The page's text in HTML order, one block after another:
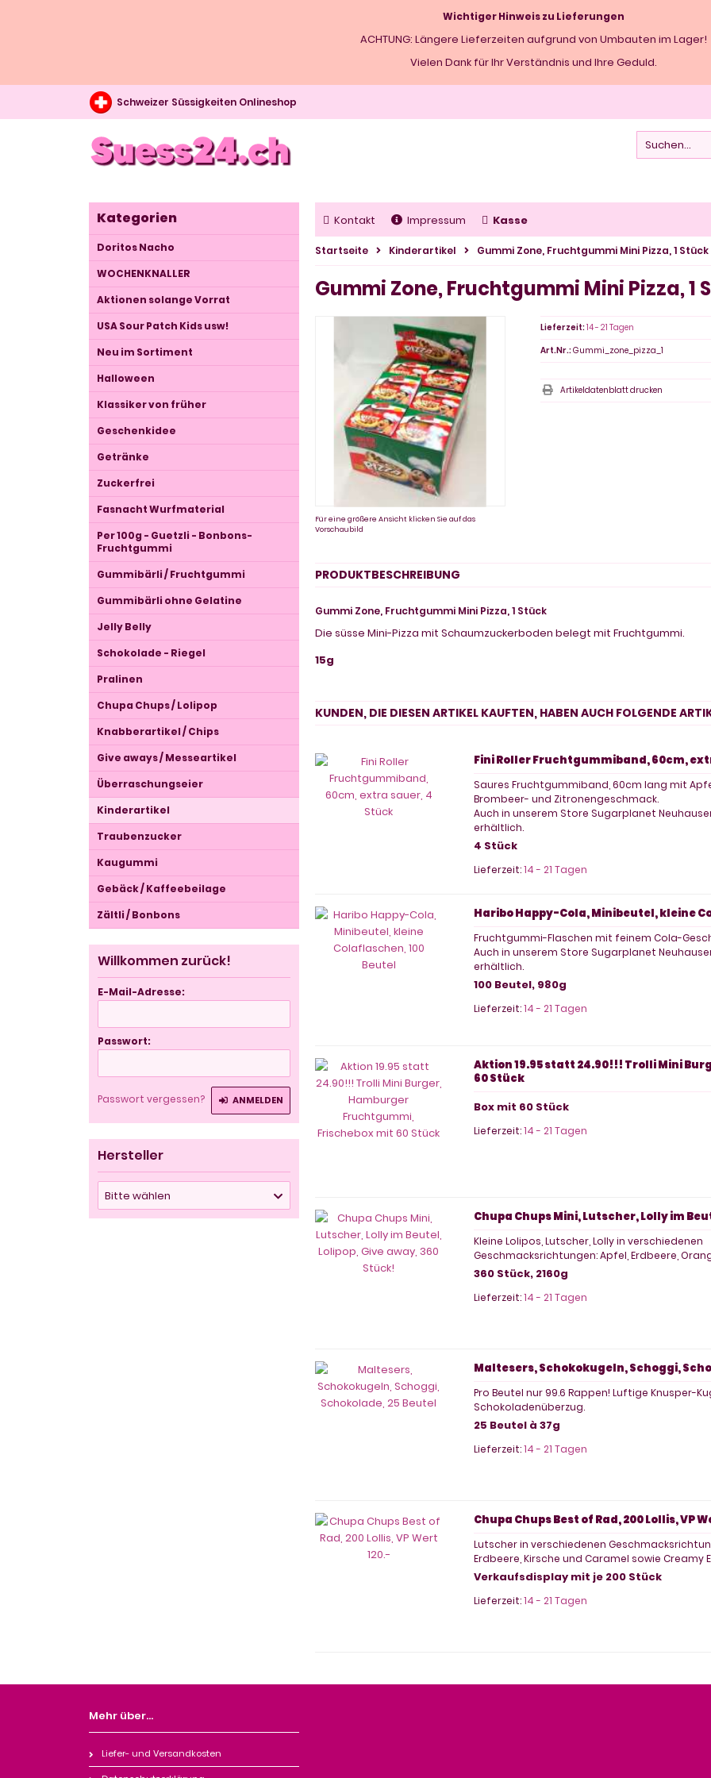
Wichtiger Hinweis zu Lieferungen
ACHTUNG: Längere Lieferzeiten aufgrund von Umbauten im Lager!
Vielen Dank für Ihr Verständnis und Ihre Geduld.
Schweizer Süssigkeiten Onlineshop
Kontakt Impressum Kasse
Startseite Kinderartikel Gummi Zone, Fruchtgummi Mini Pizza, 1 Stück
Gummi Zone, Fruchtgummi Mini Pizza, 1
Für eine größere Ansicht klicken Sie auf das
Vorschaubild
Lieferzeit:14 - 21 Tagen
Art.Nr.:Gummi_zone_pizza_1
Artikeldatenblatt drucken
PRODUKTBESCHREIBUNG
Gummi Zone, Fruchtgummi Mini Pizza, 1 Stück
Die süsse Mini-Pizza mit Schaumzuckerboden belegt mit Fruchtgummi.
15g
KUNDEN, DIE DIESEN ARTIKEL KAUFTEN, HABEN AUCH FOLGENDE
Fini Roller Fruchtgummiband, 60cm,
Saures Fruchtgummiband, 60cm lang mit
Brombeer- und Zitronengeschmack.
Auch in unserem Store Sugarplanet
erhältlich.
4 Stück
Lieferzeit:14 - 21 Tagen
Haribo Happy-Cola, Minibeutel, kleine
Fruchtgummi-Flaschen mit feinem Cola-
Auch in unserem Store Sugarplanet
erhältlich.
100 Beutel, 980g
Lieferzeit:14 - 21 Tagen
Aktion 19.95 statt 24.90!!! Trolli Mini
60 Stück
Box mit 60 Stück
Lieferzeit:14 - 21 Tagen
Chupa Chups Mini, Lutscher, Lolly im
Kleine Lolipos, Lutscher, Lolly in verschiedenen
Geschmacksrichtungen: Apfel, Erdbeere,
360 Stück, 2160g
Lieferzeit:14 - 21 Tagen
Maltesers, Schokokugeln, Schoggi,
Pro Beutel nur 99.6 Rappen! Luftige Knusper-
Schokoladenüberzug.
25 Beutel à 37g
Lieferzeit:14 - 21 Tagen
Chupa Chups Best of Rad, 200 Lollis, VP
Lutscher in verschiedenen
Erdbeere, Kirsche und Caramel sowie Creamy
Verkaufsdisplay mit je 200 Stück
Lieferzeit:14 - 21 Tagen
Kategorien
Doritos Nacho
WOCHENKNALLER
Aktionen solange Vorrat
USA Sour Patch Kids usw!
Neu im Sortiment
Halloween
Klassiker von früher
Geschenkidee
Getränke
Zuckerfrei
Fasnacht Wurfmaterial
Per 100g - Guetzli - Bonbons-
Fruchtgummi
Gummibärli / Fruchtgummi
Gummibärli ohne Gelatine
Jelly Belly
Schokolade - Riegel
Pralinen
Chupa Chups / Lolipop
Knabberartikel / Chips
Give aways / Messeartikel
Überraschungseier
Kinderartikel
Traubenzucker
Kaugummi
Gebäck / Kaffeebeilage
Zältli / Bonbons
Willkommen zurück!
E-Mail-Adresse:
Passwort:
Passwort vergessen? ANMELDEN
Hersteller
Bitte wählen
Mehr über...
Liefer- und Versandkosten